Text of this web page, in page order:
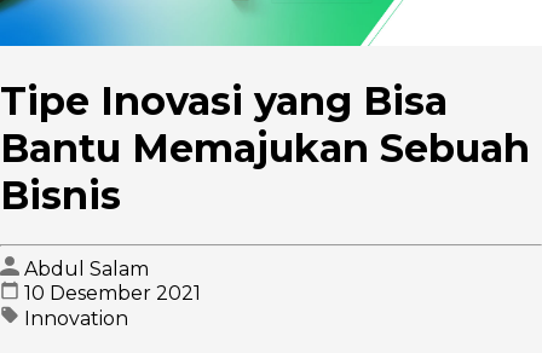
Tipe Inovasi yang Bisa
Bantu Memajukan Sebuah
Bisnis
Abdul Salam
10 Desember 2021
Innovation